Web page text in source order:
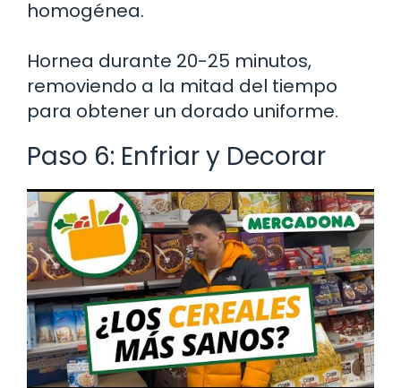
homogénea.
Hornea durante 20-25 minutos,
removiendo a la mitad del tiempo
para obtener un dorado uniforme.
Paso 6: Enfriar y Decorar